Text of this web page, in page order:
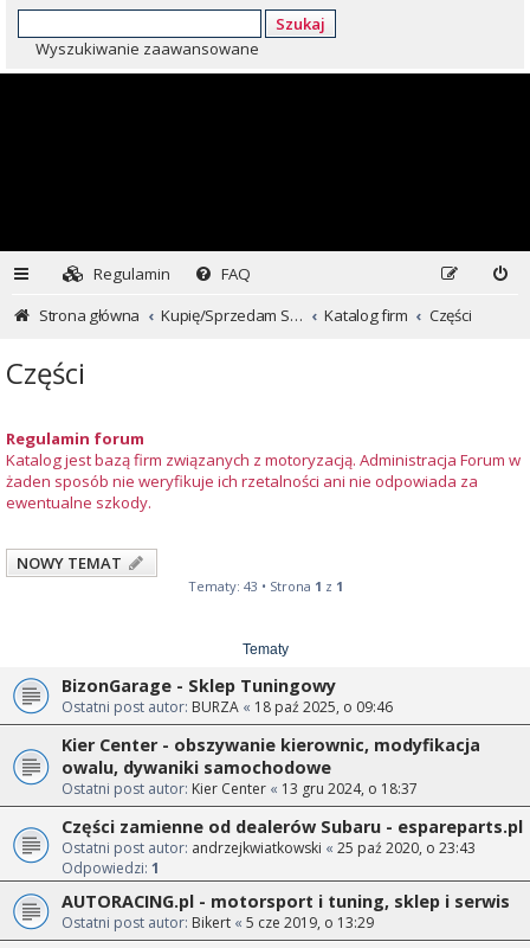
Szukaj
Wyszukiwanie zaawansowane
Regulamin
FAQ
Strona główna
Kupię/Sprzedam Subaru i nie tylko... Katalog firm Części
Części
Regulamin forum
Katalog jest bazą firm związanych z motoryzacją. Administracja Forum w
żaden sposób nie weryfikuje ich rzetalności ani nie odpowiada za
ewentualne szkody.
NOWY TEMAT
Tematy: 43 • Strona 1 z 1
Tematy
BizonGarage - Sklep Tuningowy
Ostatni post autor: BURZA « 18 paź 2025, o 09:46
Kier Center - obszywanie kierownic, modyfikacja
owalu, dywaniki samochodowe
Ostatni post autor: Kier Center « 13 gru 2024, o 18:37
Części zamienne od dealerów Subaru - espareparts.pl
Ostatni post autor: andrzejkwiatkowski « 25 paź 2020, o 23:43
Odpowiedzi: 1
AUTORACING.pl - motorsport i tuning, sklep i serwis
Ostatni post autor: Bikert « 5 cze 2019, o 13:29